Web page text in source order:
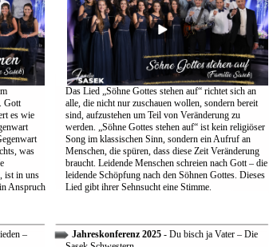
Gott
es wie
was
ist in uns
Anspruch
Das Lied „Söhne Gottes stehen auf“ richtet sich an
alle, die nicht nur zuschauen wollen, sondern bereit
sind, aufzustehen um Teil von Veränderung zu
werden. „Söhne Gottes stehen auf“ ist kein religiöser
Song im klassischen Sinn, sondern ein Aufruf an
Menschen, die spüren, dass diese Zeit Veränderung
braucht. Leidende Menschen schreien nach Gott – die
leidende Schöpfung nach den Söhnen Gottes. Dieses
Lied gibt ihrer Sehnsucht eine Stimme.
–
Jahreskonferenz 2025- Du bisch ja Vater – Die